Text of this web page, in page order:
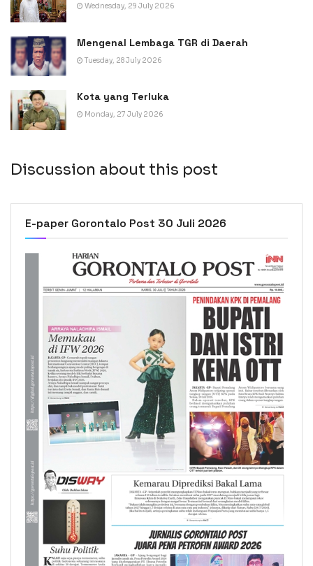
Wednesday, 29 July 2026
Mengenal Lembaga TGR di Daerah
Tuesday, 28 July 2026
Kota yang Terluka
Monday, 27 July 2026
Discussion about this post
E-paper Gorontalo Post 30 Juli 2026